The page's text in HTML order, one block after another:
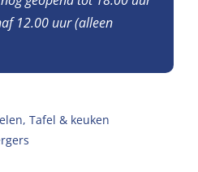
12.00 uur (alleen
, Tafel & keuken